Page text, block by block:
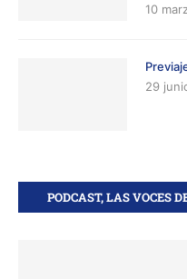
10
29
PODCAST, LAS VOCES